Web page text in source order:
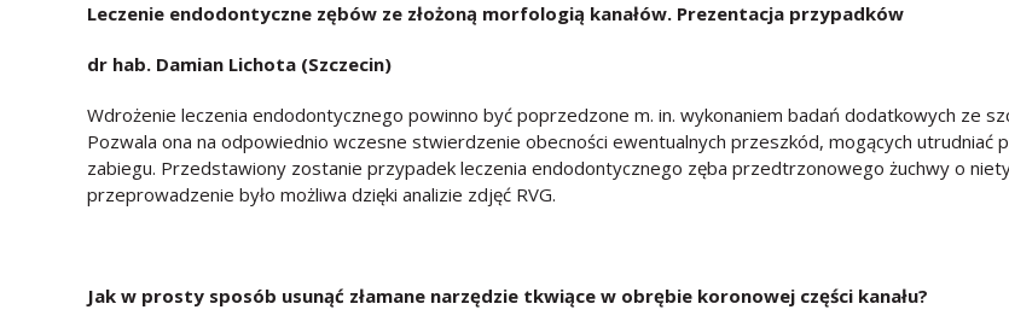
Leczenie endodontyczne zębów ze złożoną morfologią kanałów. Prezentacja przypadków
dr hab. Damian Lichota (Szczecin)
Wdrożenie leczenia endodontycznego powinno być poprzedzone m. in. wykonaniem badań dodatkowych ze
Pozwala ona na odpowiednio wczesne stwierdzenie obecności ewentualnych przeszkód, mogących
zabiegu. Przedstawiony zostanie przypadek leczenia endodontycznego zęba przedtrzonowego żuchwy o
przeprowadzenie było możliwa dzięki analizie zdjęć RVG.
Jak w prosty sposób usunąć złamane narzędzie tkwiące w obrębie koronowej części kanału?